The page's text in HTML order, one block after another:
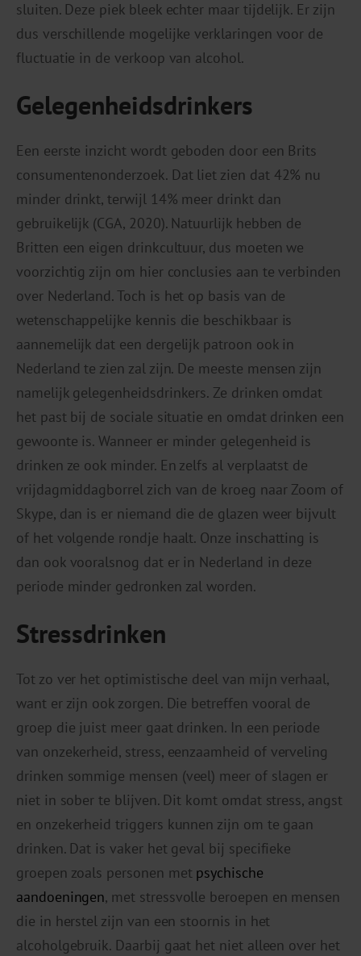
sluiten. Deze piek bleek echter maar tijdelijk. Er zijn
dus verschillende mogelijke verklaringen voor de
fluctuatie in de verkoop van alcohol.
Gelegenheidsdrinkers
Een eerste inzicht wordt geboden door een Brits
consumentenonderzoek. Dat liet zien dat 42% nu
minder drinkt, terwijl 14% meer drinkt dan
gebruikelijk (CGA, 2020). Natuurlijk hebben de
Britten een eigen drinkcultuur, dus moeten we
voorzichtig zijn om hier conclusies aan te verbinden
over Nederland. Toch is het op basis van de
wetenschappelijke kennis die beschikbaar is
aannemelijk dat een dergelijk patroon ook in
Nederland te zien zal zijn. De meeste mensen zijn
namelijk gelegenheidsdrinkers. Ze drinken omdat
het past bij de sociale situatie en omdat drinken een
gewoonte is. Wanneer er minder gelegenheid is
drinken ze ook minder. En zelfs al verplaatst de
vrijdagmiddagborrel zich van de kroeg naar Zoom of
Skype, dan is er niemand die de glazen weer bijvult
of het volgende rondje haalt. Onze inschatting is
dan ook vooralsnog dat er in Nederland in deze
periode minder gedronken zal worden.
Stressdrinken
Tot zo ver het optimistische deel van mijn verhaal,
want er zijn ook zorgen. Die betreffen vooral de
groep die juist meer gaat drinken. In een periode
van onzekerheid, stress, eenzaamheid of verveling
drinken sommige mensen (veel) meer of slagen er
niet in sober te blijven. Dit komt omdat stress, angst
en onzekerheid triggers kunnen zijn om te gaan
drinken. Dat is vaker het geval bij specifieke
groepen zoals personen met psychische
aandoeningen, met stressvolle beroepen en mensen
die in herstel zijn van een stoornis in het
alcoholgebruik. Daarbij gaat het niet alleen over het